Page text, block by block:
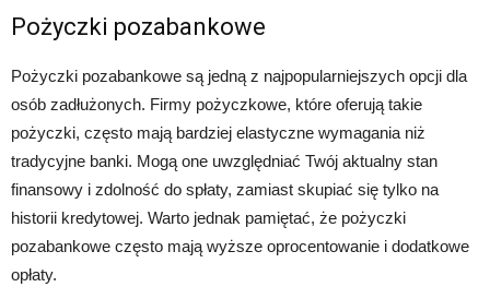
Pożyczki pozabankowe
Pożyczki pozabankowe są jedną z najpopularniejszych opcji dla
osób zadłużonych. Firmy pożyczkowe, które oferują takie
pożyczki, często mają bardziej elastyczne wymagania niż
tradycyjne banki. Mogą one uwzględniać Twój aktualny stan
finansowy i zdolność do spłaty, zamiast skupiać się tylko na
historii kredytowej. Warto jednak pamiętać, że pożyczki
pozabankowe często mają wyższe oprocentowanie i dodatkowe
opłaty.